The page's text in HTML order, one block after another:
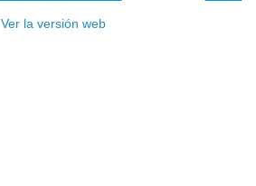
Ver la versión web